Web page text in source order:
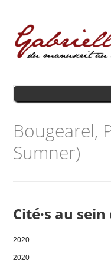
Bougearel,
Sumner)
Cité·s au
2020
2020